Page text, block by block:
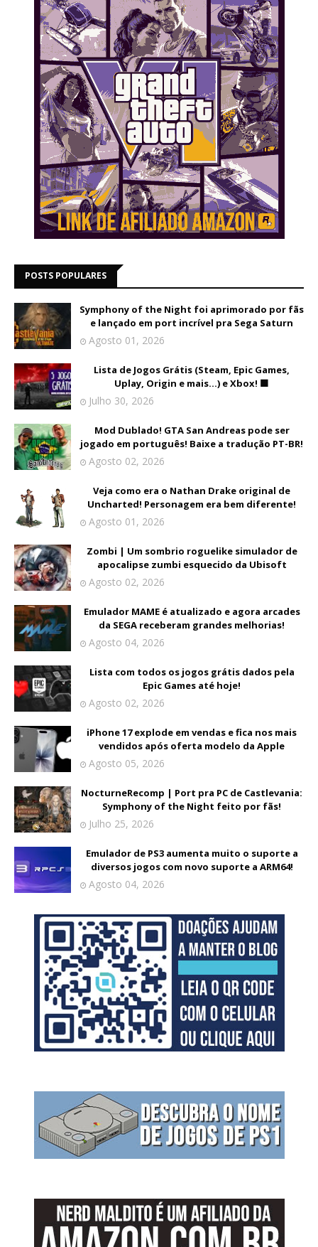
POSTS POPULARES
Symphony of the Night foi aprimorado por fãs
e lançado em port incrível pra Sega Saturn
Agosto 01, 2026
Lista de Jogos Grátis (Steam, Epic Games,
Uplay, Origin e mais...) e Xbox! 🟩
Julho 30, 2026
Mod Dublado! GTA San Andreas pode ser
jogado em português! Baixe a tradução PT-BR!
Agosto 02, 2026
Veja como era o Nathan Drake original de
Uncharted! Personagem era bem diferente!
Agosto 01, 2026
Zombi | Um sombrio roguelike simulador de
apocalipse zumbi esquecido da Ubisoft
Agosto 02, 2026
Emulador MAME é atualizado e agora arcades
da SEGA receberam grandes melhorias!
Agosto 04, 2026
Lista com todos os jogos grátis dados pela
Epic Games até hoje!
Agosto 02, 2026
iPhone 17 explode em vendas e fica nos mais
vendidos após oferta modelo da Apple
Agosto 05, 2026
NocturneRecomp | Port pra PC de Castlevania:
Symphony of the Night feito por fãs!
Julho 25, 2026
Emulador de PS3 aumenta muito o suporte a
diversos jogos com novo suporte a ARM64!
Agosto 04, 2026